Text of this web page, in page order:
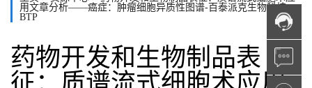
用文章分析——癌症：肿瘤细胞异质性图谱-百泰派克生物科技
BTP
药物开发和生物制品表